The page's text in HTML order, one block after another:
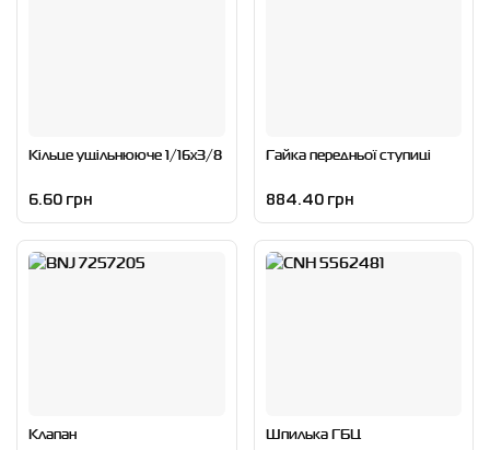
Кільце ущільнююче 1/16x3/8
6.60 грн
Гайка передньої ступиці
884.40 грн
Клапан Шпилька ГБЦ